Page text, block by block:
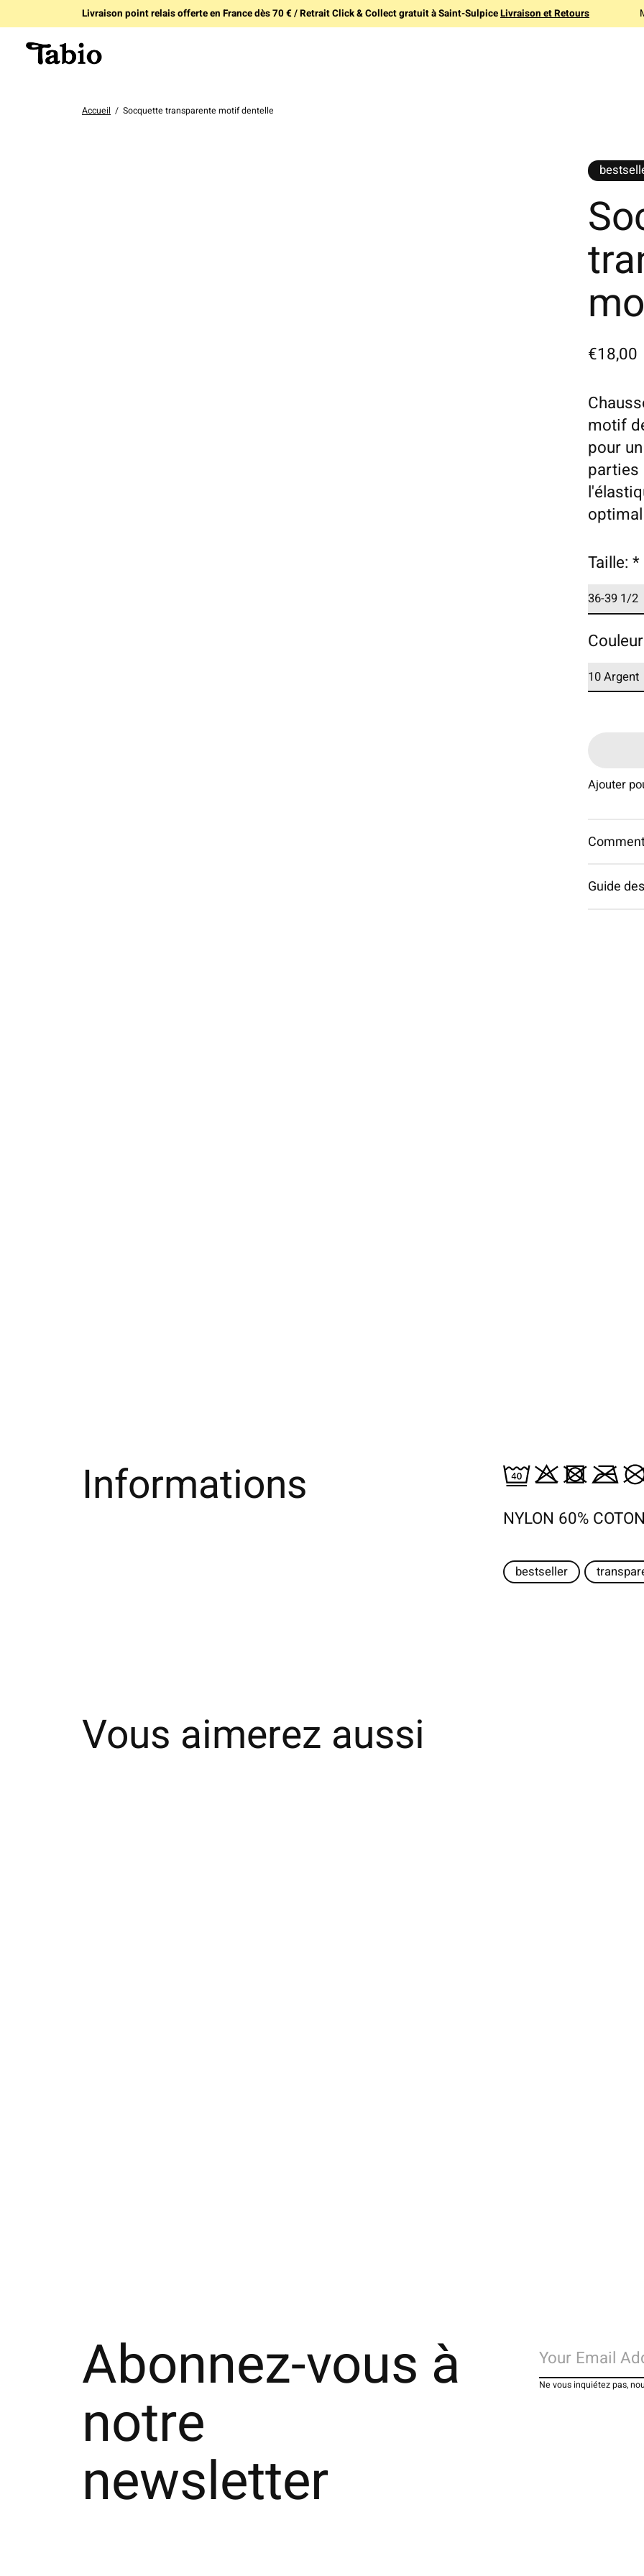
Livraison point relais offerte en France dès 70 € / Retrait Click & Collect gratuit à Saint-SulpiceLivraison et Retours
Accueil / Socquette transparente motif dentelle
€18,00
motif
pour
parties
Taille:*
Ajouter
Guide
Informations
NYLON 60%
bestseller
Vous aimerez aussi
Abonnez-vous à
notre
newsletter
Ne vous inquiétez pas,